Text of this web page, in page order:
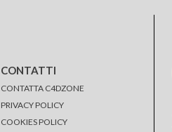
CONTATTI
CONTATTA C4DZONE
PRIVACY POLICY
COOKIES POLICY